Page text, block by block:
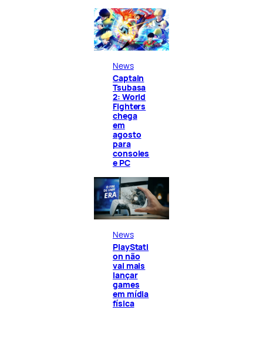
News
Captain
Tsubasa
2: World
Fighters
chega
em
agosto
para
consoles
e PC
News
PlayStati
on não
vai mais
lançar
games
em mídia
física